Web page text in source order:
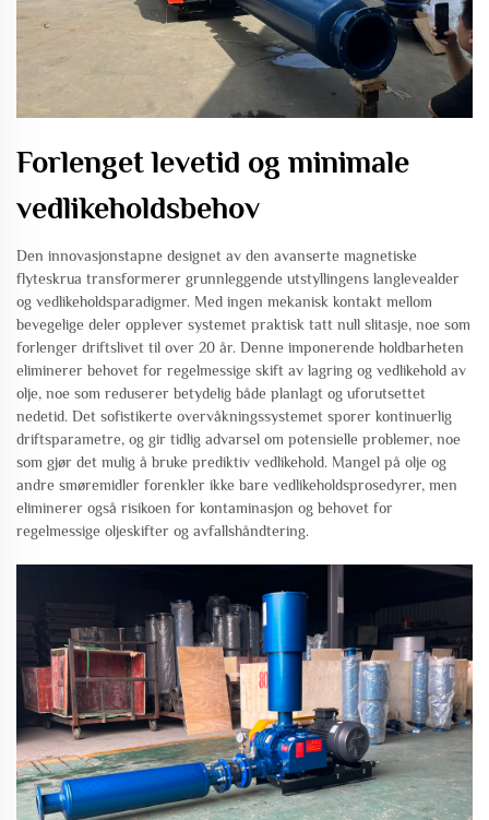
Forlenget levetid og minimale
vedlikeholdsbehov
Den innovasjonstapne designet av den avanserte magnetiske
flyteskrua transformerer grunnleggende utstyllingens langlevealder
og vedlikeholdsparadigmer. Med ingen mekanisk kontakt mellom
bevegelige deler opplever systemet praktisk tatt null slitasje, noe som
forlenger driftslivet til over 20 år. Denne imponerende holdbarheten
eliminerer behovet for regelmessige skift av lagring og vedlikehold av
olje, noe som reduserer betydelig både planlagt og uforutsettet
nedetid. Det sofistikerte overvåkningssystemet sporer kontinuerlig
driftsparametre, og gir tidlig advarsel om potensielle problemer, noe
som gjør det mulig å bruke prediktiv vedlikehold. Mangel på olje og
andre smøremidler forenkler ikke bare vedlikeholdsprosedyrer, men
eliminerer også risikoen for kontaminasjon og behovet for
regelmessige oljeskifter og avfallshåndtering.